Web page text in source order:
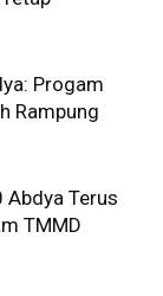
Progam
Rampung
Terus
TMMD